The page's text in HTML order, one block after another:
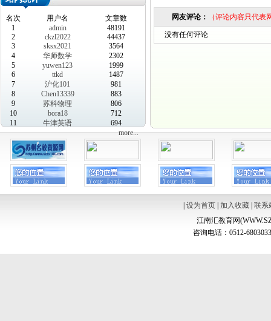
名次 用户名
文章数
1
admin
48191
2
ckzl2022
44437
3
sksx2021
3564
4
华师数学
2302
5
yuwen123
1999
6
ttkd
1487
7
沪化101
981
8
Chen13339
883
9
苏科物理
806
10
bora18
712
11
牛津英语
694
more...
网友评论： （评论内容只代
没有任何评论
设为首页| 加入收藏| 联系
江南汇教育网
咨询电话：0512-